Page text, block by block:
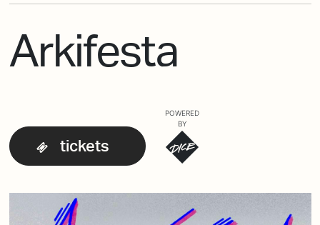
Arkifesta
tickets
POWERED
BY